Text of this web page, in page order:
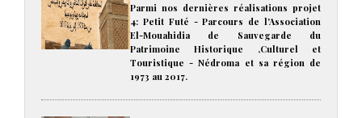
Parmi nos dernières réalisations projet
4: Petit Futé - Parcours de l'Association
El-Mouahidia de Sauvegarde du
Patrimoine Historique ,Culturel et
Touristique - Nédroma et sa région de
1973 au 2017.